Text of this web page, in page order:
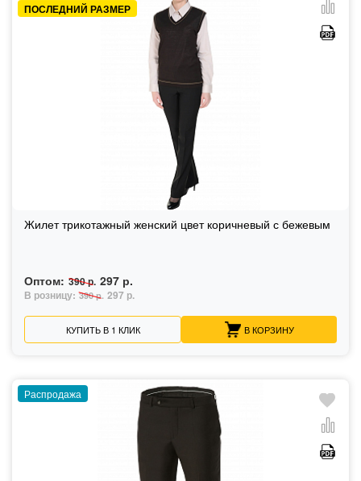
ПОСЛЕДНИЙ РАЗМЕР
Жилет трикотажный женский цвет коричневый с бежевым
Оптом: 390 р. 297 р.
В розницу: 390 р. 297 р.
КУПИТЬ В 1 КЛИК В КОРЗИНУ
Распродажа